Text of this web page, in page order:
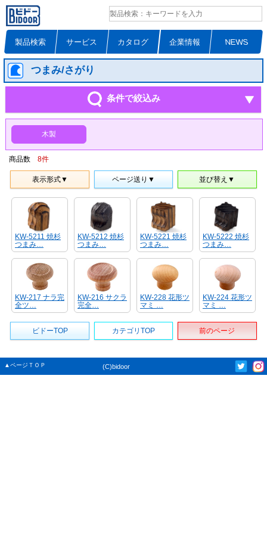
製品検索 サービス カタログ 企業情報 NEWS
つまみ/さがり
条件で絞込み
木製
商品数 8件
表示形式▼ ページ送り▼ 並び替え▼
KW-5211 焼杉
つまみ…
KW-5212 焼杉
つまみ…
KW-5221 焼杉
つまみ…
KW-5222 焼杉
つまみ…
KW-217 ナラ完
全ツ…
KW-216 サクラ
完全…
KW-228 花形ツ
マミ …
KW-224 花形ツ
マミ …
ビドーTOP カテゴリTOP 前のページ
▲ページＴＯＰ (C)bidoor